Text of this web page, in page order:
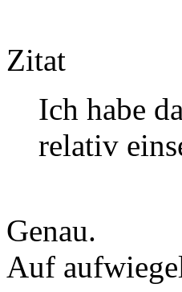
Zitat
Ich habe
relativ
Genau.
Auf